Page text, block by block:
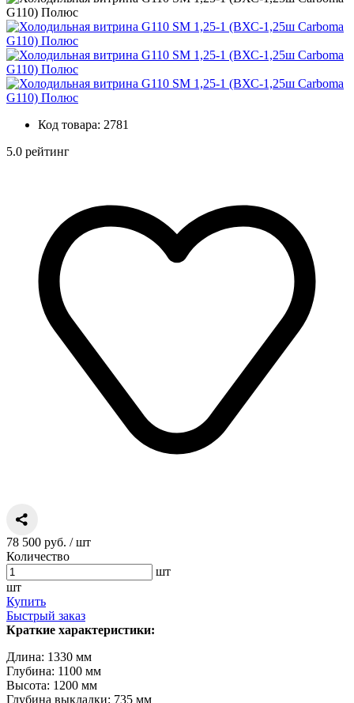
Код товара: 2781
5.0 рейтинг
78 500 руб. / шт
Количество
шт
шт
Купить
Быстрый заказ
Краткие характеристики:
Длина: 1330 мм
Глубина: 1100 мм
Высота: 1200 мм
Глубина выкладки: 735 мм